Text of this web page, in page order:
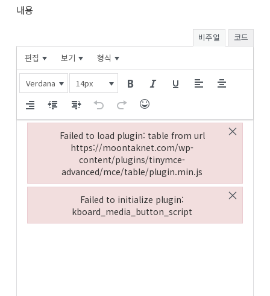
내용
비주얼
코드
편집
보기 형식
Verdana 14px
Failed to load plugin: table from url
https://moontaknet.com/wp-
content/plugins/tinymce-
advanced/mce/table/plugin.min.js
×
Failed to load plugin: table from url https://
Failed to initialize plugin:
kboard_media_button_script
×
Failed to initialize plugin: kboard_media_button_script